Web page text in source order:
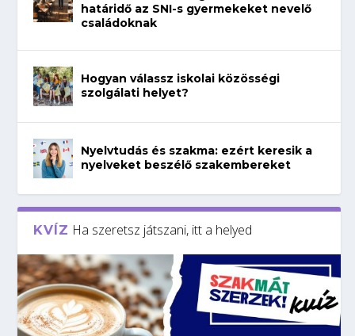
határidő az SNI-s gyermekeket nevelő
családoknak
Hogyan válassz iskolai közösségi
szolgálati helyet?
Nyelvtudás és szakma: ezért keresik a
nyelveket beszélő szakembereket
KVÍZ Ha szeretsz játszani, itt a helyed